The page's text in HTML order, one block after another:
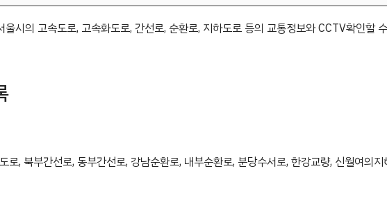
시의 고속도로, 고속화도로, 간선로, 순환로, 지하도로 등의 교통정보와 CCTV확인할
로, 북부간선로, 동부간선로, 강남순환로, 내부순환로, 분당수서로, 한강교량, 신월여의지